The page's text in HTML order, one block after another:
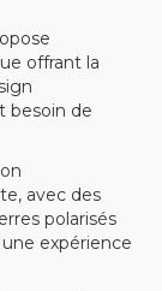
offrant la
besoin de
avec des
polarisés
expérience